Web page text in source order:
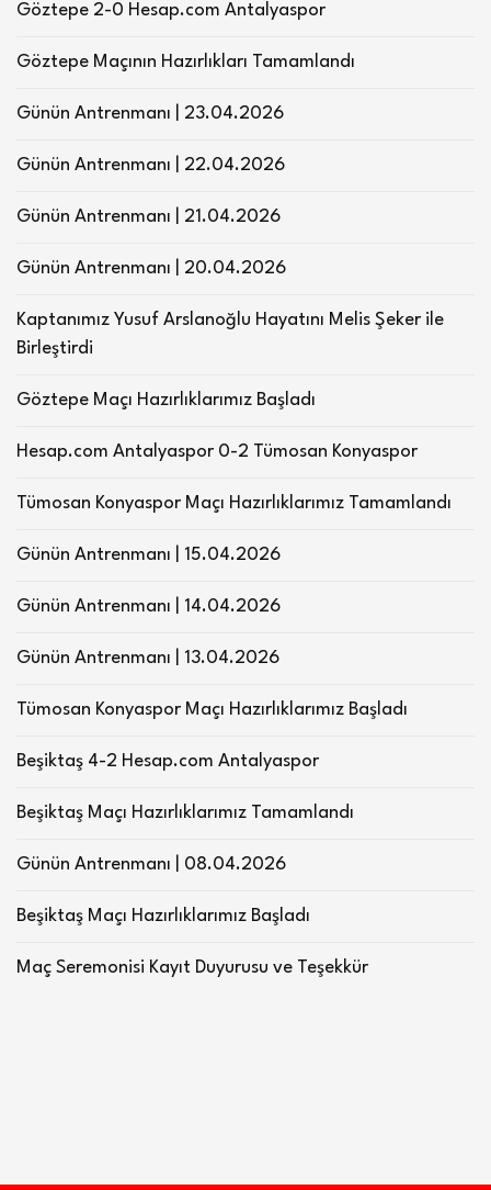
Göztepe 2-0 Hesap.com Antalyaspor
Göztepe Maçının Hazırlıkları Tamamlandı
Günün Antrenmanı | 23.04.2026
Günün Antrenmanı | 22.04.2026
Günün Antrenmanı | 21.04.2026
Günün Antrenmanı | 20.04.2026
Kaptanımız Yusuf Arslanoğlu Hayatını Melis Şeker ile
Birleştirdi
Göztepe Maçı Hazırlıklarımız Başladı
Hesap.com Antalyaspor 0-2 Tümosan Konyaspor
Tümosan Konyaspor Maçı Hazırlıklarımız Tamamlandı
Günün Antrenmanı | 15.04.2026
Günün Antrenmanı | 14.04.2026
Günün Antrenmanı | 13.04.2026
Tümosan Konyaspor Maçı Hazırlıklarımız Başladı
Beşiktaş 4-2 Hesap.com Antalyaspor
Beşiktaş Maçı Hazırlıklarımız Tamamlandı
Günün Antrenmanı | 08.04.2026
Beşiktaş Maçı Hazırlıklarımız Başladı
Maç Seremonisi Kayıt Duyurusu ve Teşekkür